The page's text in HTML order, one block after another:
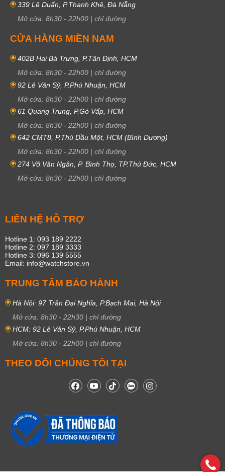
339 Lê Duẩn, P.Thanh Khê, Đà Nẵng
Mở cửa: 8h30 - 22h00 | chỉ đường
CỬA HÀNG MIỀN NAM
402B Hai Bà Trưng, P.Tân Định, HCM
Mở cửa: 8h30 - 22h00 | chỉ đường
92 Lê Văn Sỹ, P.Phú Nhuận, HCM
Mở cửa: 8h30 - 22h00 | chỉ đường
61 Quang Trung, P.Gò Vấp, HCM
Mở cửa: 8h30 - 22h00 | chỉ đường
642 CMT8, P.Thủ Dầu Một, HCM (Bình Dương)
Mở cửa: 8h30 - 22h00 | chỉ đường
274 Võ Văn Ngân, P. Bình Thọ, TP.Thủ Đức, HCM
Mở cửa: 8h30 - 22h00 | chỉ đường
LIÊN HỆ HỖ TRỢ
Hotline 1: 093 189 2222
Hotline 2: 097 189 3333
Hotline 3: 096 139 5555
Email: info@watchstore.vn
TRUNG TÂM BẢO HÀNH
Hà Nội: 97 Trần Đại Nghĩa, P.Bạch Mai, Hà Nội
Mở cửa: 8h30 - 22h30 | chỉ đường
HCM: 92 Lê Văn Sỹ, P.Phú Nhuận, HCM
Mở cửa: 8h30 - 22h00 | chỉ đường
THEO DÕI CHÚNG TÔI TẠI